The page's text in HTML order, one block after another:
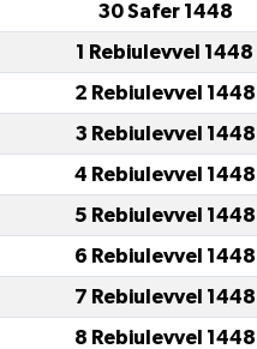
30 Safer 1448
1 Rebiulevvel 1448
2 Rebiulevvel 1448
3 Rebiulevvel 1448
4 Rebiulevvel 1448
5 Rebiulevvel 1448
6 Rebiulevvel 1448
7 Rebiulevvel 1448
8 Rebiulevvel 1448